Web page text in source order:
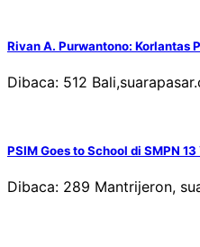
Rivan A. Purwantono: Korlantas
Dibaca: 512
PSIM Goes to School di SMPN
Dibaca: 289 Mantrijeron,